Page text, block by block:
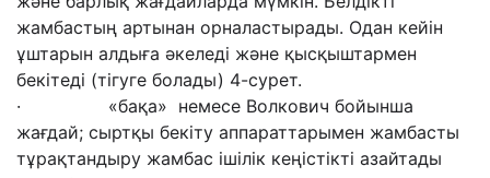
жамбастың артынан орналастырады. Одан кейін
ұштарын алдыға әкеледі және қысқыштармен
бекітеді (тігуге болады) 4-сурет.
· «бақа» немесе Волкович бойынша
жағдай; сыртқы бекіту аппараттарымен жамбасты
тұрақтандыру жамбас ішілік кеңістікті азайтады